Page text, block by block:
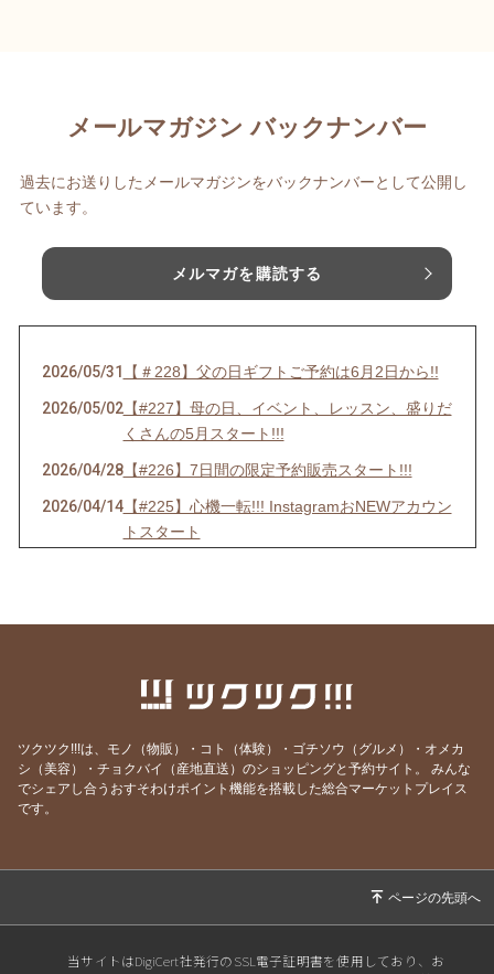
メールマガジン バックナンバー
過去にお送りしたメールマガジンをバックナンバーとして公開し
ています。
メルマガを購読する
2026/05/31 【＃228】父の日ギフトご予約は6月2日から!!
2026/05/02【#227】母の日、イベント、レッスン、盛りだ
くさんの5月スタート!!!
2026/04/28【#226】7日間の限定予約販売スタート!!!
2026/04/14【#225】心機一転!!! InstagramおNEWアカウン
トスタート
2026/03/05【#223】ホワイトデーおやつのご予約は【本日
2026年ホワイトデーおやつ、ご予約スタート!!
2026/02/04【#220】バレンタイン予約は2月5日(木)まで!!
2026/01/25 【#219】バレンタイン限定NEWおやつ登場!!!
2026/01/06【#217】謹賀新年🎍ままがし2026年のRe:STA
会で当たるプレゼント発表🙌
ツクツク!!!は、モノ（物販）・コト（体験）・ゴチソウ（グルメ）・オメカ
シ（美容）・チョクバイ（産地直送）のショッピングと予約サイト。
みんな
でシェアし合うおすそわけポイント機能を搭載した総合マーケットプレイス
です。
当サイトはDigiCert社発行のSSL電子証明書を使用しており、お